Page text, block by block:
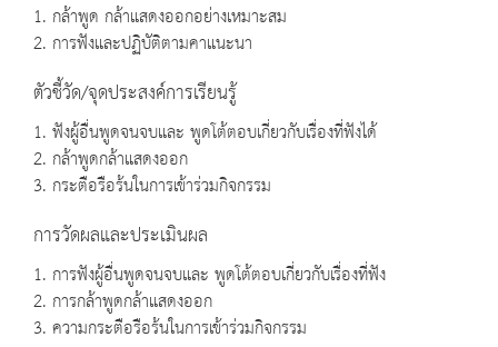
1. กล้าพูด กล้าแสดงออกอย่างเหมาะสม
2. การฟังและปฏิบัติตามคาแนะนา
ตัวชี้วัด/จุดประสงค์การเรียนรู้
1. ฟังผู้อื่นพูดจนจบและ พูดโต้ตอบเกี่ยวกับเรื่องที่ฟังได้
2. กล้าพูดกล้าแสดงออก
3. กระตือรือร้นในการเข้าร่วมกิจกรรม
การวัดผลและประเมินผล
1. การฟังผู้อื่นพูดจนจบและ พูดโต้ตอบเกี่ยวกับเรื่องที่ฟัง
2. การกล้าพูดกล้าแสดงออก
3. ความกระตือรือร้นในการเข้าร่วมกิจกรรม